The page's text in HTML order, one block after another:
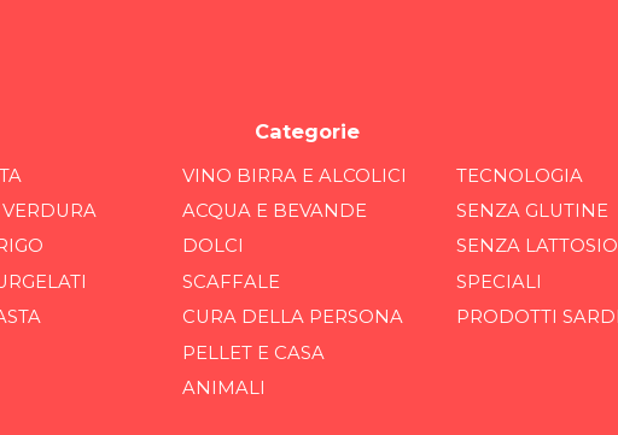
Categorie
VERDURA
VINO BIRRA E ALCOLICI
ACQUA E BEVANDE
DOLCI
SCAFFALE
CURA DELLA PERSONA
PELLET E CASA
ANIMALI
TECNOLOGIA
SENZA GLUTINE
SENZA LATTOSIO
SPECIALI
PRODOTTI SARDI